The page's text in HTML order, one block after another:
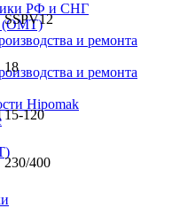
РФ и СНГ
(OMT)
и ремонта
и ремонта
Hipomak
SSPV12
18
15-120
230/400